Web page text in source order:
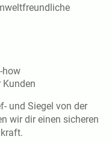
how
Kunden
und Siegel von der
wir dir einen sicheren